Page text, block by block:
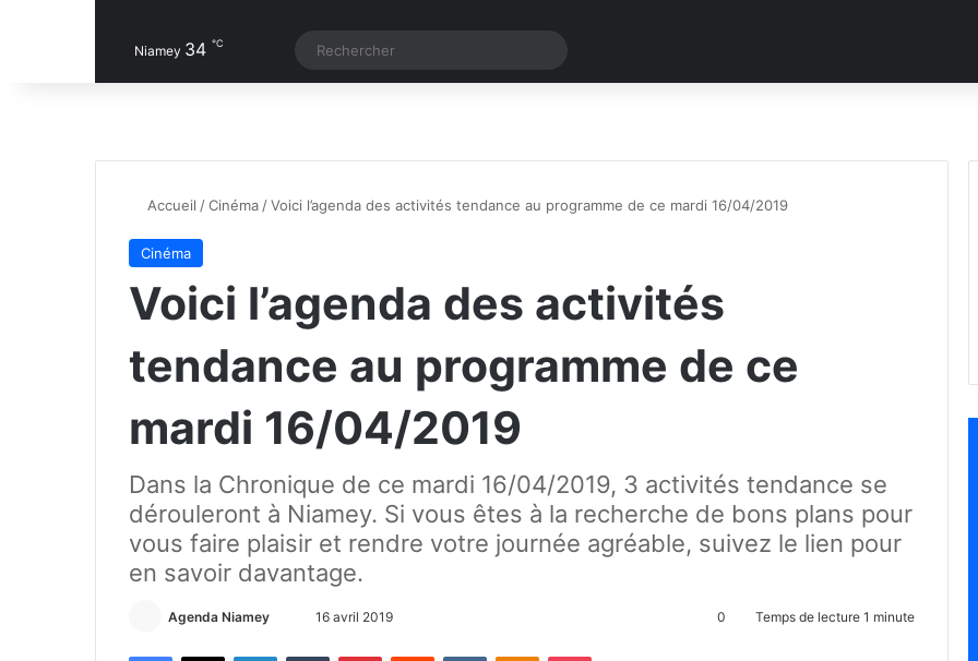
Niamey 34 ℃ Article Aléatoire
Switch skin
Accueil /Cinéma/Voici l’agenda des activités tendance au programme de ce mardi 16/04/2019
Cinéma
Voici l’agenda des activités
tendance au programme de ce
mardi 16/04/2019
Dans la Chronique de ce mardi 16/04/2019, 3 activités tendance se
dérouleront à Niamey. Si vous êtes à la recherche de bons plans pour
vous faire plaisir et rendre votre journée agréable, suivez le lien pour
en savoir davantage.
Agenda Niamey 16 avril 2019 0 Temps de lecture 1 minute